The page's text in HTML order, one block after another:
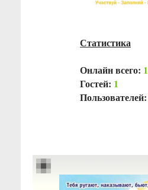
Статистика
Онлайн всего: 1
Гостей: 1
Пользователей: